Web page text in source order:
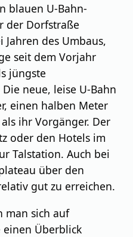
blauen U-Bahn-
der Dorfstraße
des Umbaus,
seit dem Vorjahr
jüngste
neue, leise U-Bahn
einen halben Meter
ihr Vorgänger. Der
oder den Hotels im
Talstation. Auch bei
über den
gut zu erreichen.
man sich auf
einen Überblick